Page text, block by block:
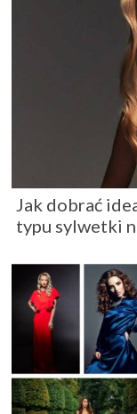
Jak dobrać
typu sylwetki